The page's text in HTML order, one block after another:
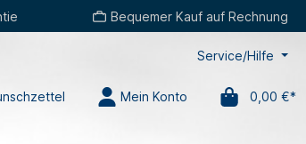
Bequemer Kauf auf Rechnung
Service/Hilfe
Mein Konto 0,00 €*